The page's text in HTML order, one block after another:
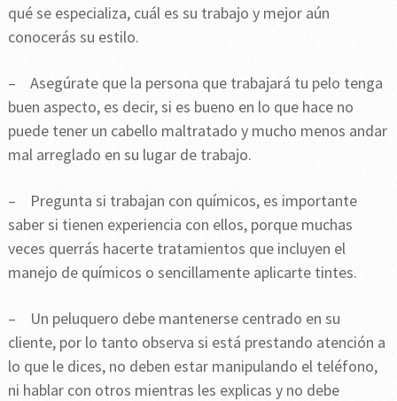
qué se especializa, cuál es su trabajo y mejor aún
conocerás su estilo.
– Asegúrate que la persona que trabajará tu pelo tenga
buen aspecto, es decir, si es bueno en lo que hace no
puede tener un cabello maltratado y mucho menos andar
mal arreglado en su lugar de trabajo.
– Pregunta si trabajan con químicos, es importante
saber si tienen experiencia con ellos, porque muchas
veces querrás hacerte tratamientos que incluyen el
manejo de químicos o sencillamente aplicarte tintes.
– Un peluquero debe mantenerse centrado en su
cliente, por lo tanto observa si está prestando atención a
lo que le dices, no deben estar manipulando el teléfono,
ni hablar con otros mientras les explicas y no debe